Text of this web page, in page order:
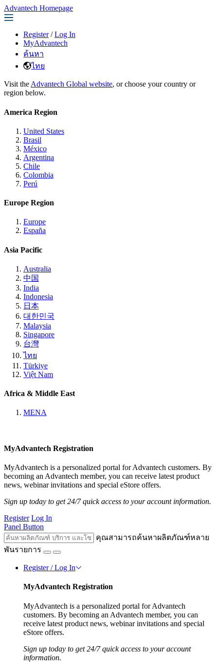
Advantech Homepage
Register / Log In
MyAdvantech
ค้นหา
ไทย
Visit the Advantech Global website, or choose your country or
region below.
America Region
United States
Brasil
México
Argentina
Chile
Colombia
Perú
Europe Region
Europe
España
Asia Pacific
Australia
中国
India
Indonesia
日本
대한민국
Malaysia
Singapore
台灣
ไทย
Türkiye
Việt Nam
Africa & Middle East
MENA
MyAdvantech Registration
MyAdvantech is a personalized portal for Advantech customers. By
becoming an Advantech member, you can receive latest product
news, webinar invitations and special eStore offers.
Sign up today to get 24/7 quick access to your account information.
Register Log In
Panel Button
คุณสามารถค้นหาผลิตภัณฑ์หลาย
พันรายการ
Register / Log In
MyAdvantech Registration
MyAdvantech is a personalized portal for Advantech
customers. By becoming an Advantech member, you can
receive latest product news, webinar invitations and special
eStore offers.
Sign up today to get 24/7 quick access to your account
information.